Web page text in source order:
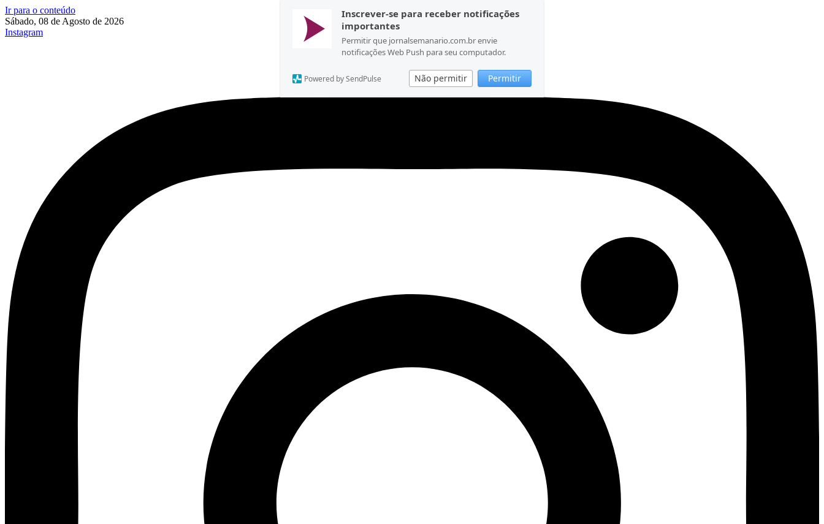
Inscrever-se para receber notificações
importantes
Permitir que jornalsemanario.com.br envie
notificações Web Push para seu computador.
Não permitir Permitir
Powered by SendPulse
Ir para o conteúdo
Sábado, 08 de Agosto de 2026
Instagram